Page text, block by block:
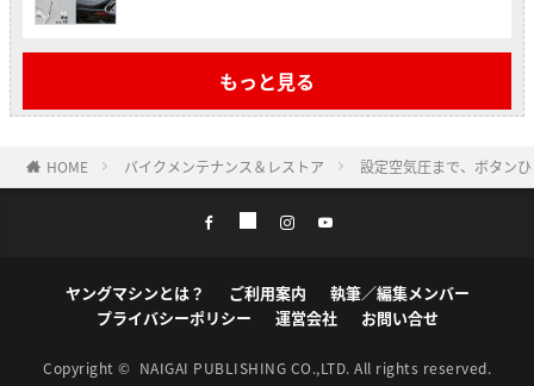
もっと見る
HOME バイクメンテナンス＆レストア 設定空気圧まで、ボタン
ヤングマシンとは？ ご利用案内
執筆／編集メンバー
プライバシーポリシー
運営会社 お問い合せ
Copyright © NAIGAI PUBLISHING CO.,LTD. All rights reserved.